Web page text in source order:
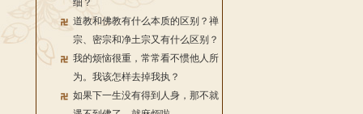
细？
道教和佛教有什么本质的区别？禅
宗、密宗和净土宗又有什么区别？
我的烦恼很重，常常看不惯他人所
为。我该怎样去掉我执？
如果下一生没有得到人身，那不就